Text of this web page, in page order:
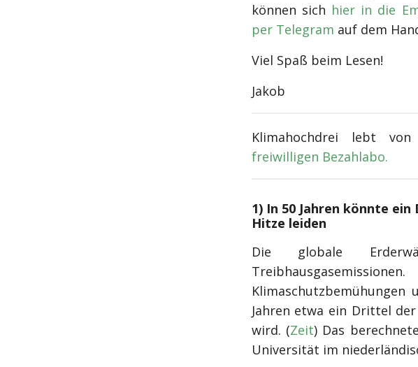
können sich hier in die
per Telegram auf dem
Viel Spaß beim Lesen!
Jakob
Klimahochdrei lebt
freiwilligen Bezahlabo.
1) In 50 Jahren könnte
Hitze leiden
Die globale
Jahren etwa ein Drittel
wird. (Zeit) Das
Universität im